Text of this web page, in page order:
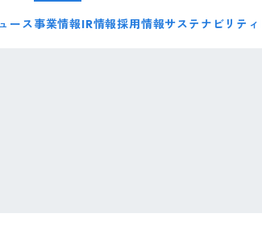
ース事業情報IR情報採用情報サステナビリティ